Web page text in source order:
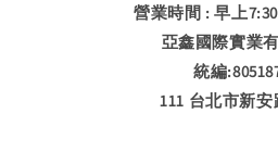
營業時間 : 早上
亞鑫國際實業
統編
111 台北市新安